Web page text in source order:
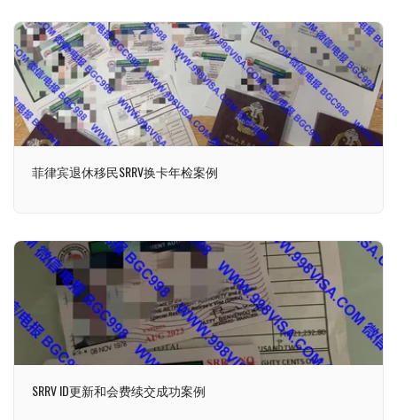
菲律宾退休移民SRRV换卡年检案例
SRRV ID更新和会费续交成功案例